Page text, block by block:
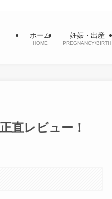
ホーム
HOME
妊娠・出産
PREGNANCY/BIRTH
直レビュー！